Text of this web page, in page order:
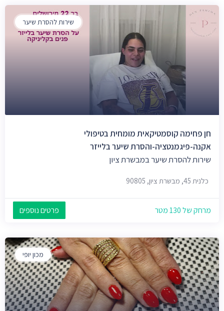
שירות להסרת שיער
חן פחימה קוסמטיקאית מומחית בטיפולי
אקנה-פיגמנטציה-והסרת שיער בלייזר
שירות להסרת שיער במבשרת ציון
כלנית 45, מבשרת ציון, 90805
מרחק של 130 מטר פרטים נוספים
מכון יופי